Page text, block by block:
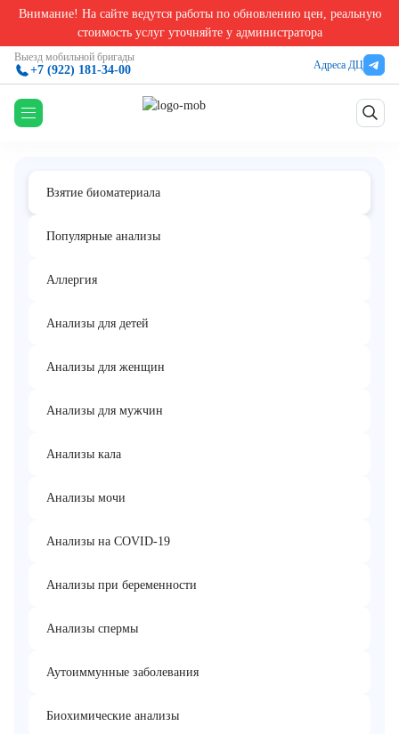
Внимание! На сайте ведутся работы по обновлению цен, реальную
стоимость услуг уточняйте у администратора
Выезд мобильной бригады
+7 (922) 181-34-00 Адреса ДЦ
Взятие биоматериала в Екатеринбурге Услуга по подготовке к сбору кала
Услуга по подготовке к сбору кала
(контейнер с консервантом)
Взятие биоматериала
Популярные анализы
Аллергия
Анализы для детей
Анализы для женщин
Анализы для мужчин
Анализы кала
Анализы мочи
Анализы на COVID-19
Анализы при беременности
Анализы спермы
Аутоиммунные заболевания
Биохимические анализы